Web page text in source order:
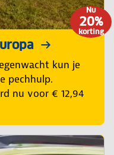
Nu
20%
korting
kun je
pechhulp.
nu voor € 12,94